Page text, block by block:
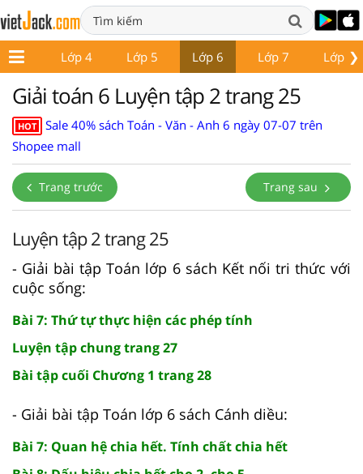
❯
3 Lớp 4 Lớp 5 Lớp 6 Lớp 7 Lớp 8
Giải toán 6 Luyện tập 2 trang 25
HOT
Sale 40% sách Toán - Văn - Anh 6 ngày 07-07 trên
Shopee mall
Trang trước Trang sau
Luyện tập 2 trang 25
- Giải bài tập Toán lớp 6 sách Kết nối tri thức với
cuộc sống:
Bài 7: Thứ tự thực hiện các phép tính
Luyện tập chung trang 27
Bài tập cuối Chương 1 trang 28
- Giải bài tập Toán lớp 6 sách Cánh diều:
Bài 7: Quan hệ chia hết. Tính chất chia hết